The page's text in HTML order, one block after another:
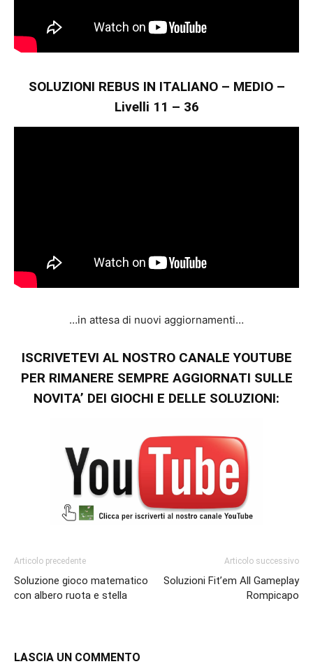
SOLUZIONI REBUS IN ITALIANO – MEDIO –
Livelli 11 – 36
…in attesa di nuovi aggiornamenti…
ISCRIVETEVI AL NOSTRO CANALE YOUTUBE
PER RIMANERE SEMPRE AGGIORNATI SULLE
NOVITA’ DEI GIOCHI E DELLE SOLUZIONI:
Articolo precedente
Soluzione gioco matematico
con albero ruota e stella
Articolo successivo
Soluzioni Fit’em All Gameplay
Rompicapo
LASCIA UN COMMENTO